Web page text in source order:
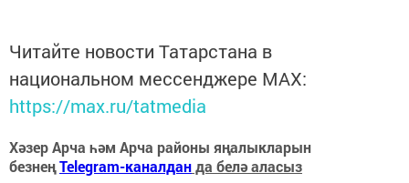
Читайте новости Татарстана в
национальном мессенджере MАХ:
https://max.ru/tatmedia
Хәзер Арча һәм Арча районы яңалыкларын
безнеңTelegram-каналданда белә аласыз